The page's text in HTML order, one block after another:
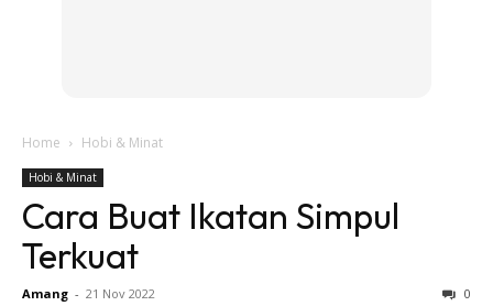
Home Hobi & Minat
Hobi & Minat
Cara Buat Ikatan Simpul
Terkuat
Amang - 21 Nov 2022 0